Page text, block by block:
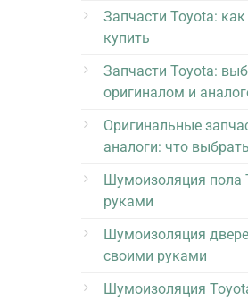
Запчасти Toyota:
купить
Запчасти Toyota:
оригиналом и
Оригинальные
аналоги: что выбрать
Шумоизоляция пола
руками
Шумоизоляция
своими руками
Шумоизоляция